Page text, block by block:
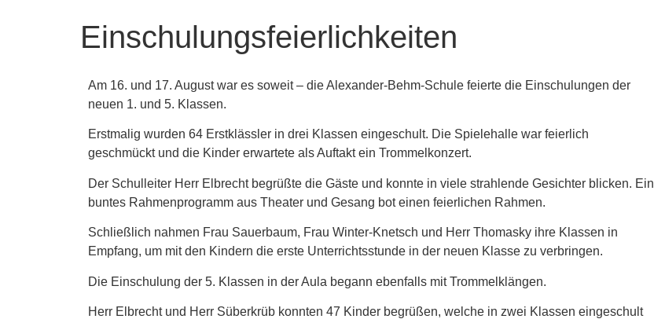
Einschulungsfeierlichkeiten
Am 16. und 17. August war es soweit – die Alexander-Behm-Schule feierte die Einschulungen der
neuen 1. und 5. Klassen.
Erstmalig wurden 64 Erstklässler in drei Klassen eingeschult. Die Spielehalle war feierlich
geschmückt und die Kinder erwartete als Auftakt ein Trommelkonzert.
Der Schulleiter Herr Elbrecht begrüßte die Gäste und konnte in viele strahlende Gesichter blicken. Ein
buntes Rahmenprogramm aus Theater und Gesang bot einen feierlichen Rahmen.
Schließlich nahmen Frau Sauerbaum, Frau Winter-Knetsch und Herr Thomasky ihre Klassen in
Empfang, um mit den Kindern die erste Unterrichtsstunde in der neuen Klasse zu verbringen.
Die Einschulung der 5. Klassen in der Aula begann ebenfalls mit Trommelklängen.
Herr Elbrecht und Herr Süberkrüb konnten 47 Kinder begrüßen, welche in zwei Klassen eingeschult